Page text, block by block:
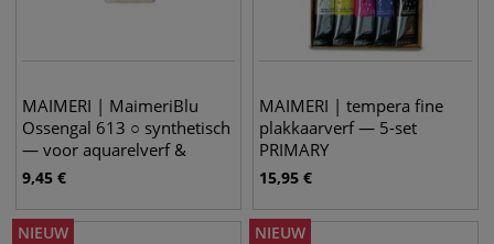
MAIMERI | MaimeriBlu
Ossengal 613 ○ synthetisch
— voor aquarelverf &
gouache
9,45 €
MAIMERI | tempera fine
plakkaarverf — 5-set
PRIMARY
15,95 €
NIEUW NIEUW